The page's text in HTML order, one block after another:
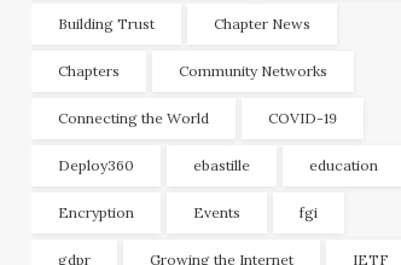
Building Trust Chapter News
Chapters Community Networks
Connecting the World COVID-19
Deploy360 ebastille education
Encryption Events fgi
gdpr Growing the Internet IETF